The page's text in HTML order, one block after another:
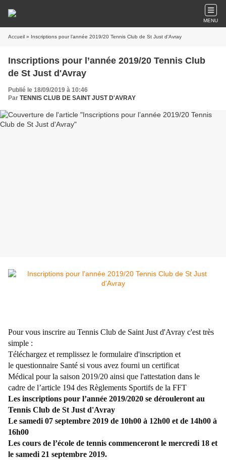
MENU
Accueil » Inscriptions pour l’année 2019/20 Tennis Club de St Just d'Avray
Inscriptions pour l’année 2019/20 Tennis Club
de St Just d'Avray
Publié le 18/09/2019 à 10:46
Par TENNIS CLUB DE SAINT JUST D'AVRAY
Pour vous inscrire au Tennis Club de Saint Just d'Avray c'est très
simple :
Téléchargez et remplissez le formulaire d'inscription et
le questionnaire Santé si vous avez fourni un certificat
Médical pour la saison 2019/20 ainsi que l'attestation dans le
cadre de l’article 194 des Règlements Sportifs de la FFT
Les inscriptions pour l’année 2019/2020 se dérouleront au
Tennis Club de St Just d'Avray
Le samedi 07 septembre 2019 de 10h00 à 12h00 et de 14h00 à
16h00
Les cours de l’école de tennis commenceront le mercredi 18 et
le samedi 21 septembre 2019.